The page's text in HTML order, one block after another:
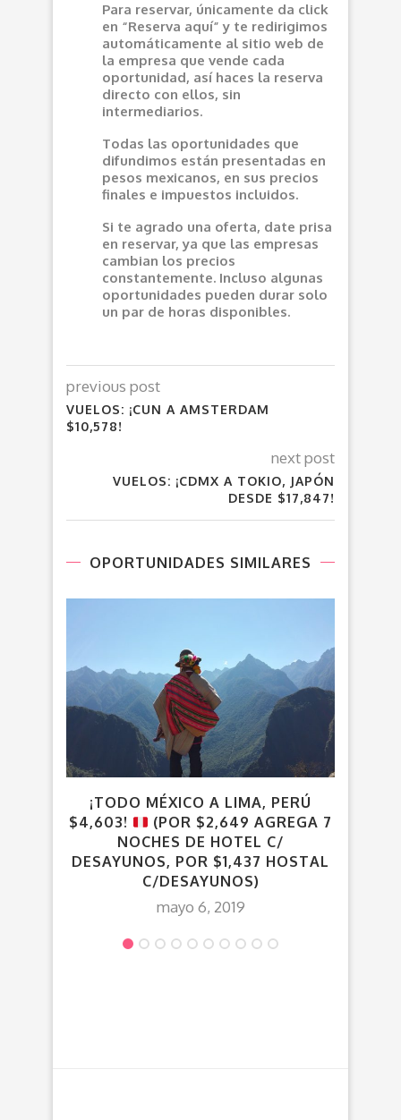
Para reservar, únicamente da click
en “Reserva aquí” y te redirigimos
automáticamente al sitio web de
la empresa que vende cada
oportunidad, así haces la reserva
directo con ellos, sin
intermediarios.
Todas las oportunidades que
difundimos están presentadas en
pesos mexicanos, en sus precios
finales e impuestos incluidos.
Si te agrado una oferta, date prisa
en reservar, ya que las empresas
cambian los precios
constantemente. Incluso algunas
oportunidades pueden durar solo
un par de horas disponibles.
previous post
VUELOS: ¡CUN A AMSTERDAM
$10,578!
next post
VUELOS: ¡CDMX A TOKIO, JAPÓN
DESDE $17,847!
OPORTUNIDADES SIMILARES
¡TODO MÉXICO A LIMA, PERÚ
$4,603!
(POR $2,649 AGREGA 7
NOCHES DE HOTEL C/
DESAYUNOS, POR $1,437 HOSTAL
C/DESAYUNOS)
mayo 6, 2019